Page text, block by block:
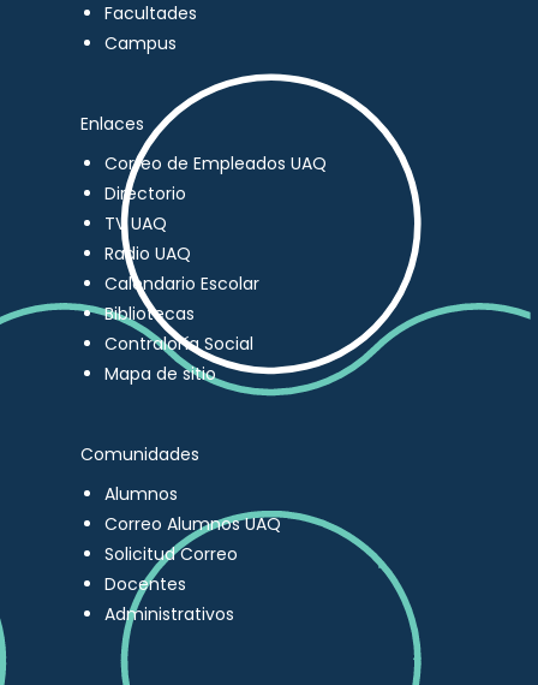
Facultades
Campus
Enlaces
Correo de Empleados UAQ
Directorio
TV UAQ
Radio UAQ
Calendario Escolar
Bibliotecas
Contraloría Social
Mapa de sitio
Comunidades
Alumnos
Correo Alumnos UAQ
Solicitud Correo
Docentes
Administrativos